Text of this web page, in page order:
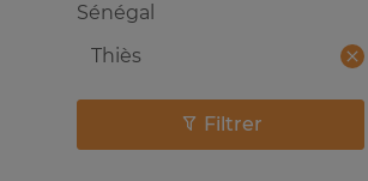
Sénégal
Thiès
Filtrer